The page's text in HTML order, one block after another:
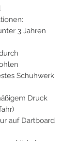
3 Jahren
Schuhwerk
Druck
auf Dartboard